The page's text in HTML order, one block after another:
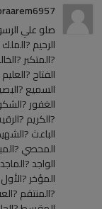
صلو علي
الرحيم
?المتكبر
الفتاح
السميع
الغفور
?الكريم
الباعث
المحصي
الواجد
المؤخر
?المنتقم